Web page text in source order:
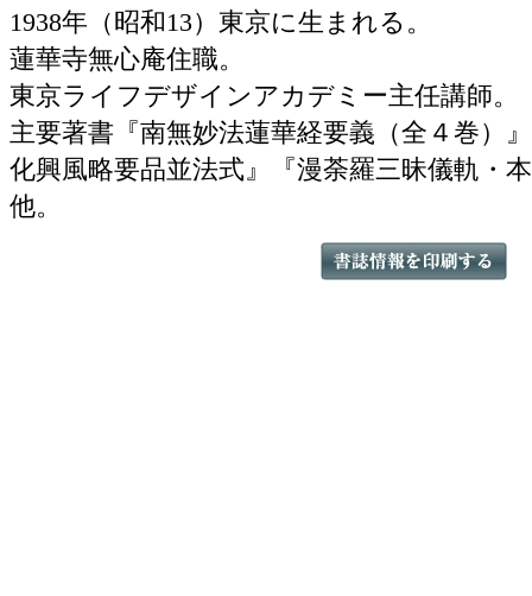
1938年（昭和13）東京に生まれる。
蓮華寺無心庵住職。
東京ライフデザインアカデミー主任講師。
主要著書『南無妙法蓮華経要義（全４巻）
化興風略要品並法式』『漫荼羅三昧儀軌・
他。